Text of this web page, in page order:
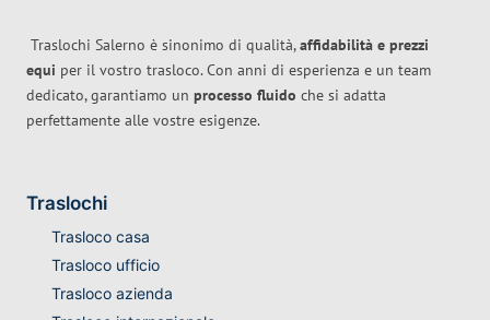
Traslochi Salerno è sinonimo di qualità,affidabilità e prezzi
equi per il vostro trasloco. Con anni di esperienza e un team
dedicato, garantiamo un processo fluido che si adatta
perfettamente alle vostre esigenze.
Traslochi
Trasloco casa
Trasloco ufficio
Trasloco azienda